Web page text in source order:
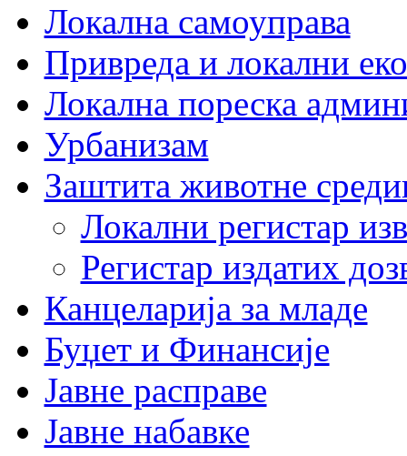
Локална самоуправа
Привреда и локални
Локална пореска
Урбанизам
Заштита животне
Локални регистар
Регистар издатих
Канцеларија за младе
Буџет и Финансије
Јавне расправе
Јавне набавке